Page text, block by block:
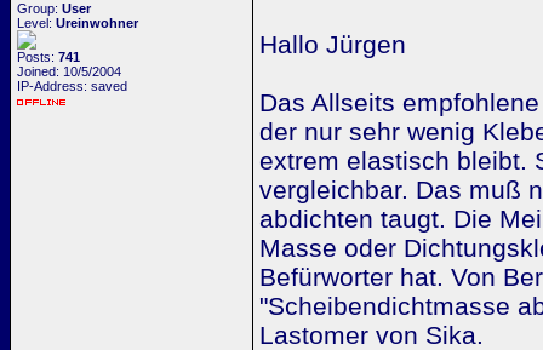
Group: User
Level: Ureinwohner
Posts: 741
Joined: 10/5/2004
IP-Address: saved
Hallo Jürgen
Das Allseits
der nur sehr wenig
extrem elastisch bleibt.
vergleichbar. Das muß
abdichten taugt. Die
Masse oder
Befürworter hat. Von
"Scheibendichtmasse
Lastomer von Sika.